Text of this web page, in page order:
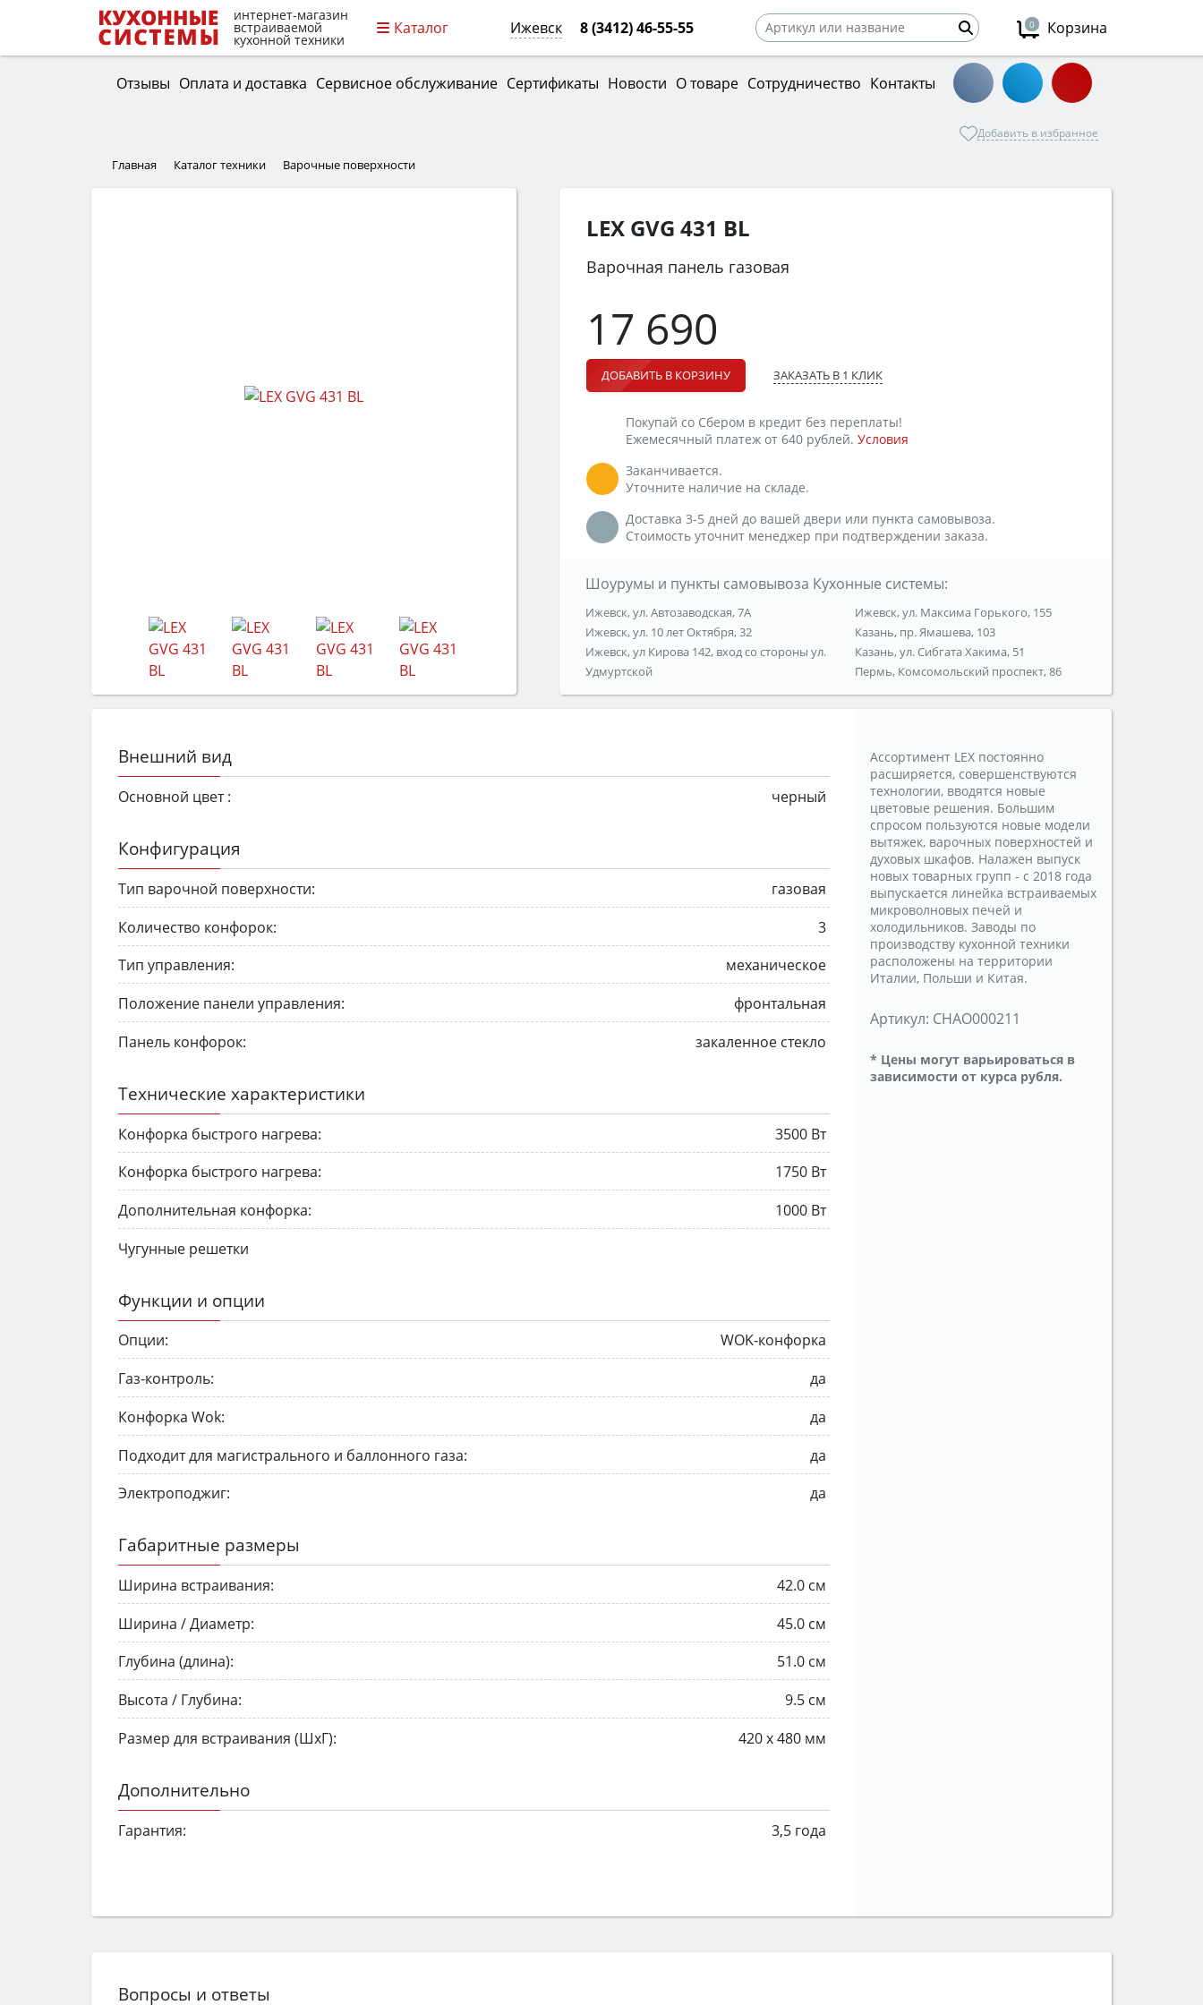
интернет-магазин
встраиваемой
кухонной техники
Каталог Ижевск 8 (3412) 46-55-55 0 Корзина
Отзывы Оплата и доставка Сервисное обслуживание Сертификаты Новости О товаре Сотрудничество Контакты
Добавить в избранное
Главная Каталог техники Варочные поверхности
LEX GVG 431 BL
Варочная панель газовая
17 690
ДОБАВИТЬ В КОРЗИНУ ЗАКАЗАТЬ В 1 КЛИК
Покупай со Сбером в кредит без переплаты!
Ежемесячный платеж от 640 рублей. Условия
Заканчивается.
Уточните наличие на складе.
Доставка 3-5 дней до вашей двери или пункта самовывоза.
Стоимость уточнит менеджер при подтверждении заказа.
Шоурумы и пункты самовывоза Кухонные системы:
Ижевск, ул. Автозаводская, 7А
Ижевск, ул. 10 лет Октября, 32
Ижевск, ул Кирова 142, вход со стороны ул.
Удмуртской
Ижевск, ул. Максима Горького, 155
Казань, пр. Ямашева, 103
Казань, ул. Сибгата Хакима, 51
Пермь, Комсомольский проспект, 86
Внешний вид
Основной цвет : черный
Конфигурация
Тип варочной поверхности:
газовая
Количество конфорок:
3
Тип управления:
механическое
Положение панели управления:
фронтальная
Панель конфорок:
закаленное стекло
Технические характеристики
Конфорка быстрого нагрева:
3500 Вт
Конфорка быстрого нагрева:
1750 Вт
Дополнительная конфорка:
1000 Вт
Чугунные решетки
Функции и опции
Опции:
WOK-конфорка
Газ-контроль:
да
Конфорка Wok:
да
Подходит для магистрального и баллонного газа:
да
Электроподжиг:
да
Габаритные размеры
Ширина встраивания:
42.0 см
Ширина / Диаметр:
45.0 см
Глубина (длина):
51.0 см
Высота / Глубина:
9.5 см
Размер для встраивания (ШхГ):
420 х 480 мм
Дополнительно
Гарантия: 3,5 года
Ассортимент LEX постоянно
расширяется, совершенствуются
технологии, вводятся новые
цветовые решения. Большим
спросом пользуются новые модели
вытяжек, варочных поверхностей и
духовых шкафов. Налажен выпуск
новых товарных групп - с 2018 года
выпускается линейка встраиваемых
микроволновых печей и
холодильников. Заводы по
производству кухонной техники
расположены на территории
Италии, Польши и Китая.
Артикул: CHAO000211
* Цены могут варьироваться в
зависимости от курса рубля.
Вопросы и ответы